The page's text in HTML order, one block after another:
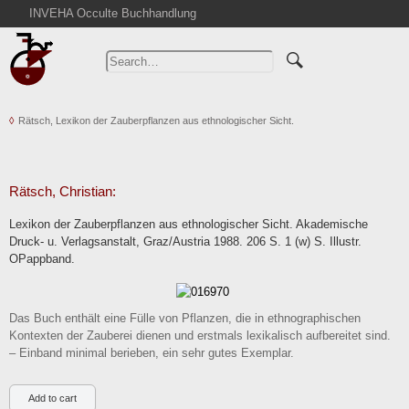
INVEHA Occulte Buchhandlung
Home
Advanced Search
Cart
Contact
Terms
Privacy Policy
Imprint
Rätsch, Lexikon der Zauberpflanzen aus ethnologischer Sicht.
Rätsch, Christian:
Lexikon der Zauberpflanzen aus ethnologischer Sicht. Akademische
Druck- u. Verlagsanstalt, Graz/Austria 1988. 206 S. 1 (w) S. Illustr.
OPappband.
Das Buch enthält eine Fülle von Pflanzen, die in ethnographischen
Kontexten der Zauberei dienen und erstmals lexikalisch aufbereitet sind.
– Einband minimal berieben, ein sehr gutes Exemplar.